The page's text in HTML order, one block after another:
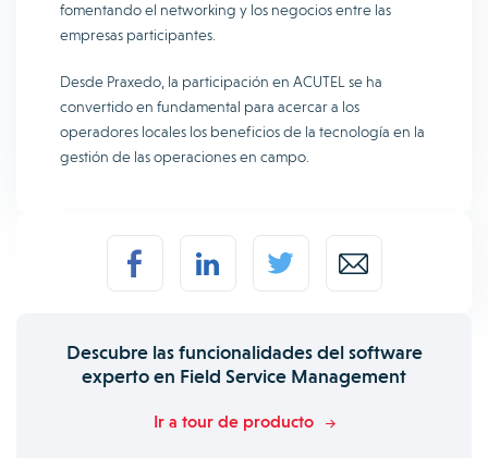
fomentando el networking y los negocios entre las
empresas participantes.
Desde Praxedo, la participación en ACUTEL se ha
convertido en fundamental para acercar a los
operadores locales los beneficios de la tecnología en la
gestión de las operaciones en campo.
Descubre las funcionalidades del software
experto en Field Service Management
Ir a tour de producto